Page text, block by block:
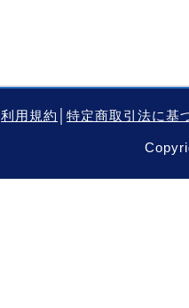
利用規約 特定商取引法に基